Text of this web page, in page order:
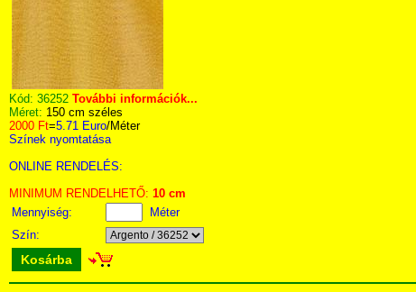
Kód: 36252 További információk...
Méret: 150 cm széles
2000 Ft=5.71 Euro/Méter
Színek nyomtatása
ONLINE RENDELÉS:
MINIMUM RENDELHETŐ: 10 cm
Mennyiség:
Méter
Szín:
Kosárba